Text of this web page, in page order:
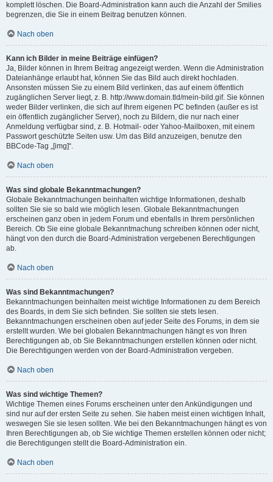
komplett löschen. Die Board-Administration kann auch die Anzahl der Smilies
begrenzen, die Sie in einem Beitrag benutzen können.
Nach oben
Kann ich Bilder in meine Beiträge einfügen?
Ja, Bilder können in Ihrem Beitrag angezeigt werden. Wenn die Administration
Dateianhänge erlaubt hat, können Sie das Bild auch direkt hochladen.
Ansonsten müssen Sie zu einem Bild verlinken, das auf einem öffentlich
zugänglichen Server liegt, z. B. http://www.domain.tld/mein-bild.gif. Sie können
weder Bilder verlinken, die sich auf Ihrem eigenen PC befinden (außer es ist
ein öffentlich zugänglicher Server), noch zu Bildern, die nur nach einer
Anmeldung verfügbar sind, z. B. Hotmail- oder Yahoo-Mailboxen, mit einem
Passwort geschützte Seiten usw. Um das Bild anzuzeigen, benutze den
BBCode-Tag „[img]“.
Nach oben
Was sind globale Bekanntmachungen?
Globale Bekanntmachungen beinhalten wichtige Informationen, deshalb
sollten Sie sie so bald wie möglich lesen. Globale Bekanntmachungen
erscheinen ganz oben in jedem Forum und ebenfalls in Ihrem persönlichen
Bereich. Ob Sie eine globale Bekanntmachung schreiben können oder nicht,
hängt von den durch die Board-Administration vergebenen Berechtigungen
ab.
Nach oben
Was sind Bekanntmachungen?
Bekanntmachungen beinhalten meist wichtige Informationen zu dem Bereich
des Boards, in dem Sie sich befinden. Sie sollten sie stets lesen.
Bekanntmachungen erscheinen oben auf jeder Seite des Forums, in dem sie
erstellt wurden. Wie bei globalen Bekanntmachungen hängt es von Ihren
Berechtigungen ab, ob Sie Bekanntmachungen erstellen können oder nicht.
Die Berechtigungen werden von der Board-Administration vergeben.
Nach oben
Was sind wichtige Themen?
Wichtige Themen eines Forums erscheinen unter den Ankündigungen und
sind nur auf der ersten Seite zu sehen. Sie haben meist einen wichtigen Inhalt,
weswegen Sie sie lesen sollten. Wie bei den Bekanntmachungen hängt es von
Ihren Berechtigungen ab, ob Sie wichtige Themen erstellen können oder nicht;
die Berechtigungen stellt die Board-Administration ein.
Nach oben